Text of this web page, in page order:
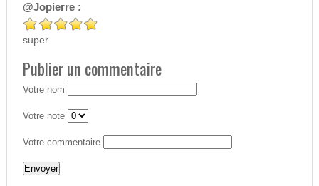
@Jopierre :
super
Publier un commentaire
Votre nom
Votre note
Votre commentaire